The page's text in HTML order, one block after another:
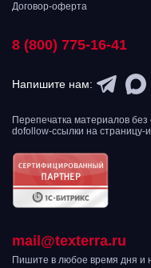
Договор-оферта
8 (800) 775-16-41
Напишите нам:
Перепечатка материалов
dofollow-ссылки на страницу-
mail@texterra.ru
Пишите в любое время дня и